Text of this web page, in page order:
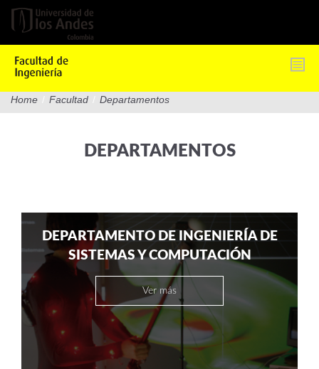
Pasar
contenido
Home / Facultad / Departamentos
DEPARTAMENTOS
DEPARTAMENTO DE INGENIERÍA DE
SISTEMAS Y COMPUTACIÓN
Ver más